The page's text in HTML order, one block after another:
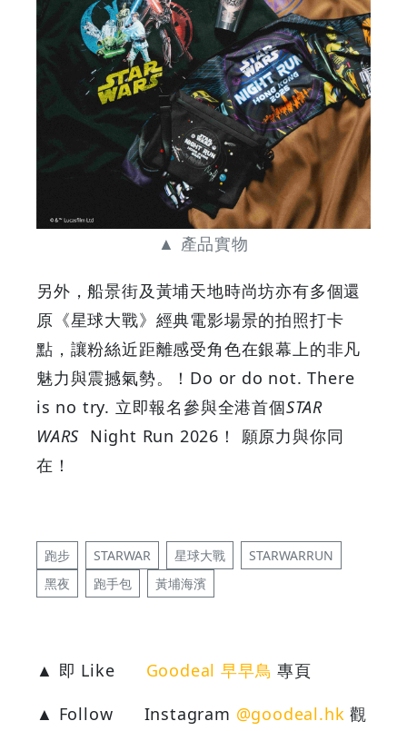
▲ 產品實物
另外，船景街及黃埔天地時尚坊亦有多個還
原《星球大戰》經典電影場景的拍照打卡
點，讓粉絲近距離感受角色在銀幕上的非凡
魅力與震撼氣勢。！ Do or do not. There
is no try. 立即報名參與全港首個STAR
WARS Night Run 2026 ！
願原力與你同
在！
跑步 STARWAR 星球大戰
STARWARRUN
黑夜
跑手包 黃埔海濱
▲ 即 Like Goodeal 早早鳥 專頁
▲ Follow
Instagram @goodeal.hk 觀